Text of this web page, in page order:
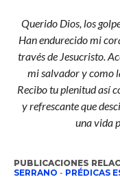
Querido Dios, los
Han endurecido mi
través de Jesucristo.
mi salvador y como
Recibo tu plenitud así
y refrescante que
una vida
PUBLICACIONES
SERRANO - PRÉDICAS